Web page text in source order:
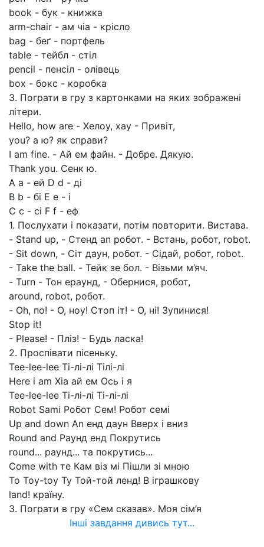
book - бук - книжка
arm-chair - ам чіа - крісло
bag - беґ - портфель
table - тейбл - стіл
pencil - пенсіл - олівець
box - бокс - коробка
3. Пограти в гру з картонками на яких зображені
літери.
Hello, how are - Хелоу, хау - Привіт,
you? а ю? як справи?
I am fine. - Ай ем файн. - Добре. Дякую.
Thank you. Сенк ю.
А а - ей D d - ді
B b - бі Е е - і
С с - сі F f - еф
1. Послухати і показати, потім повторити. Вистава.
- Stand up, - Стенд an робот. - Встань, робот, robot.
- Sit down, - Сіт даун, робот. - Сідай, робот, robot.
- Take the ball. - Тейк зе бол. - Візьми м’яч.
- Turn - Тон ераунд, - Обернися, робот,
around, robot, робот.
- Oh, по! - О, ноу! Стоп іт! - О, ні! Зупинися!
Stop it!
- Please! - Пліз! - Будь ласка!
2. Проспівати пісеньку.
Tee-lee-lee Ті-лі-лі Тілі-лі
Here i am Хіа ай ем Ось і я
Тее-lее-lее Ті-лі-лі Ті-лі-лі
Robot Sami Робот Сем! Робот семі
Up and down An енд даун Вверх і вниз
Round and Раунд енд Покрутись
round... раунд... та покрутись...
Come with те Кам віз мі Пішли зі мною
То Toy-toy Ту Той-той ленд! В іграшкову
land! країну.
3. Пограти в гру «Сем сказав». Моя сім’я
Інші завдання дивись тут...